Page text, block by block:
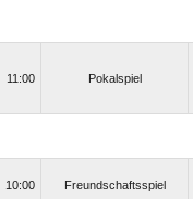
11:00 Pokalspiel
10:00 Freundschaftsspiel